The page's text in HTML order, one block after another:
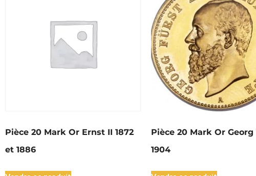
Pièce 20 Mark Or Ernst II 1872
et 1886
Pièce 20 Mark Or Georg
1904